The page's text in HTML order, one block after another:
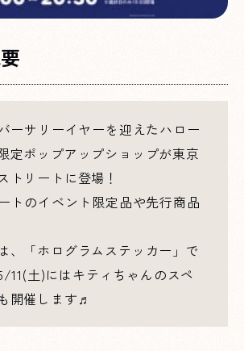
ーサリーイヤーを迎えたハロー
定ポップアップショップが東京
トリートに登場！
トのイベント限定品や先行商品
、「ホログラムステッカー」で
土)にはキティちゃんのスペ
開催します♬